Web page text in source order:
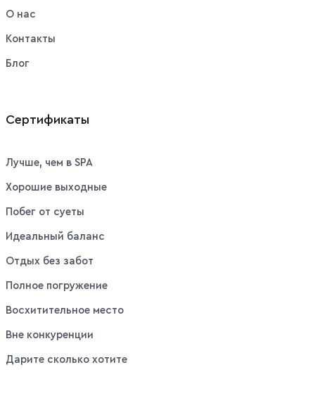
О нас
Контакты
Блог
Сертификаты
Лучше, чем в SPA
Хорошие выходные
Побег от суеты
Идеальный баланс
Отдых без забот
Полное погружение
Восхитительное место
Вне конкуренции
Дарите сколько хотите